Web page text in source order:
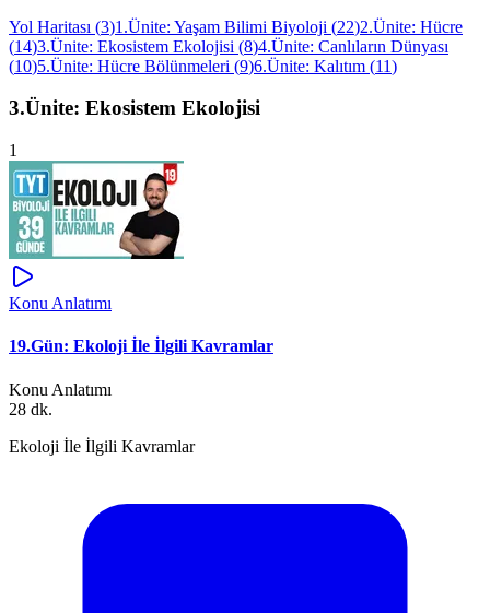
Yol Haritası (3)1.Ünite: Yaşam Bilimi Biyoloji (22)2.Ünite: Hücre
(14)3.Ünite: Ekosistem Ekolojisi (8)4.Ünite: Canlıların Dünyası
(10)5.Ünite: Hücre Bölünmeleri (9)6.Ünite: Kalıtım (11)
3.Ünite: Ekosistem Ekolojisi
1
Konu Anlatımı
19.Gün: Ekoloji İle İlgili Kavramlar
Konu Anlatımı
28 dk.
Ekoloji İle İlgili Kavramlar